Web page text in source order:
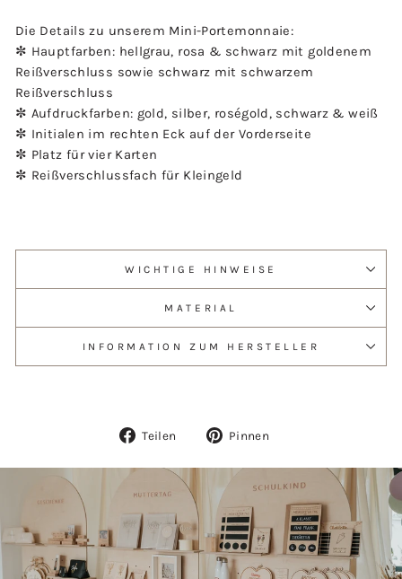
Die Details zu unserem Mini-Portemonnaie:
✼ Hauptfarben: hellgrau, rosa & schwarz mit goldenem
Reißverschluss sowie schwarz mit schwarzem
Reißverschluss
✼ Aufdruckfarben: gold, silber, roségold, schwarz & weiß
✼ Initialen im rechten Eck auf der Vorderseite
✼ Platz für vier Karten
✼ Reißverschlussfach für Kleingeld
WICHTIGE HINWEISE
MATERIAL
INFORMATION ZUM HERSTELLER
Teilen
Auf
Pinnen